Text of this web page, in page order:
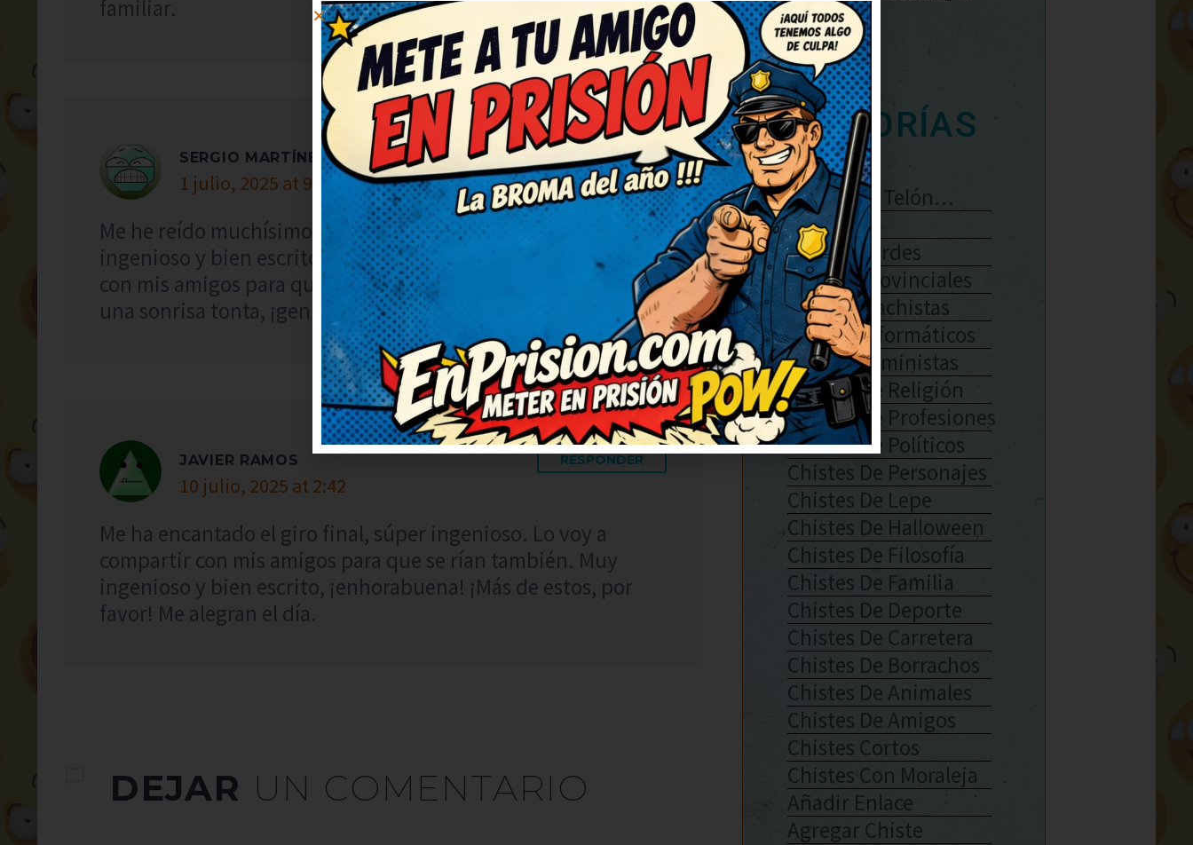
familiar.
SERGIO MARTÍNEZ
1 julio, 2025 at 9:10
RESPONDER
Me he reído muchísimo con este chiste, de verdad. Muy
ingenioso y bien escrito, ¡enhorabuena! Lo voy a compartir
con mis amigos para que se rían también. Me he quedado con
una sonrisa tonta, ¡genial!
JAVIER RAMOS
10 julio, 2025 at 2:42
RESPONDER
Me ha encantado el giro final, súper ingenioso. Lo voy a
compartir con mis amigos para que se rían también. Muy
ingenioso y bien escrito, ¡enhorabuena! ¡Más de estos, por
favor! Me alegran el día.
DEJAR UN COMENTARIO
CATEGORÍAS
Se Abre El Telón…
Enlaces
Chistes Verdes
Chistes Provinciales
Chistes Machistas
Chistes Informáticos
Chistes Feministas
Chistes De Religión
Chistes De Profesiones
Chistes De Políticos
Chistes De Personajes
Chistes De Lepe
Chistes De Halloween
Chistes De Filosofía
Chistes De Familia
Chistes De Deporte
Chistes De Carretera
Chistes De Borrachos
Chistes De Animales
Chistes De Amigos
Chistes Cortos
Chistes Con Moraleja
Añadir Enlace
Agregar Chiste